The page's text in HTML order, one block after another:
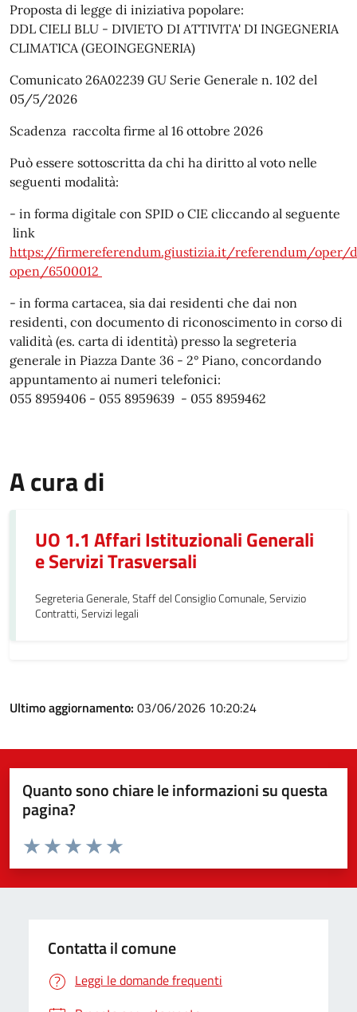
Proposta di legge di iniziativa popolare:
DDL CIELI BLU - DIVIETO DI ATTIVITA' DI INGEGNERIA
CLIMATICA (GEOINGEGNERIA)
Comunicato 26A02239 GU Serie Generale n. 102 del
05/5/2026
Scadenza raccolta firme al 16 ottobre 2026
Può essere sottoscritta da chi ha diritto al voto nelle
seguenti modalità:
- in forma digitale con SPID o CIE cliccando al seguente
link
https://firmereferendum.giustizia.it/referendum/oper/
open/6500012
- in forma cartacea, sia dai residenti che dai non
residenti, con documento di riconoscimento in corso di
validità (es. carta di identità) presso la segreteria
generale in Piazza Dante 36 - 2° Piano, concordando
appuntamento ai numeri telefonici:
055 8959406 - 055 8959639 - 055 8959462
A cura di
UO 1.1 Affari Istituzionali Generali
e Servizi Trasversali
Segreteria Generale, Staff del Consiglio Comunale, Servizio
Contratti, Servizi legali
Ultimo aggiornamento: 03/06/2026 10:20:24
Quanto sono chiare le informazioni su questa
pagina?
Valuta da 1 a 5 stelle la pagina
Valuta 5 stelle su 5
Valuta 4 stelle su 5
Valuta 3 stelle su 5
Valuta 2 stelle su 5
Valuta 1 stelle su 5
Contatta il comune
Leggi le domande frequenti